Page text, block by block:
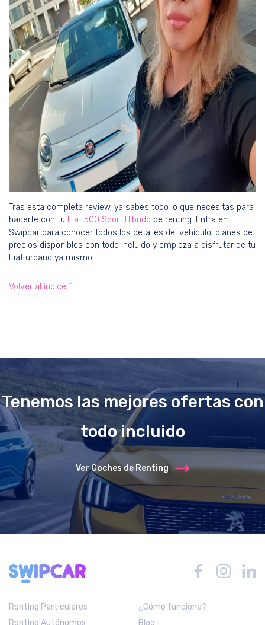
Tras esta completa review, ya sabes todo lo que necesitas para
hacerte con tu Fiat 500 Sport Hibrido de renting. Entra en
Swipcar para conocer todos los detalles del vehículo, planes de
precios disponibles con todo incluido y empieza a disfrutar de tu
Fiat urbano ya mismo.
Volver al índice ^
Tenemos las mejores ofertas con
todo incluido
Ver Coches de Renting
Renting Particulares
¿Cómo funciona?